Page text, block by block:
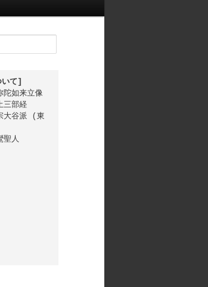
いて]
如来立像
部経
谷派 (東
人